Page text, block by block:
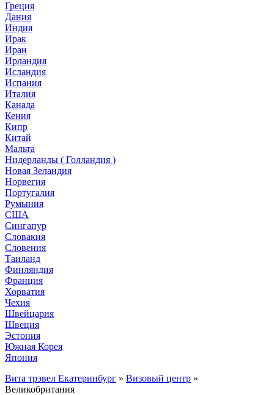
Греция
Дания
Индия
Ирак
Иран
Ирландия
Исландия
Испания
Италия
Канада
Кения
Кипр
Китай
Мальта
Нидерланды ( Голландия )
Новая Зеландия
Норвегия
Португалия
Румыния
США
Сингапур
Словакия
Словения
Таиланд
Финляндия
Франция
Хорватия
Чехия
Швейцария
Швеция
Эстония
Южная Корея
Япония
Вита трэвел Екатеринбург » Визовый центр »
Великобритания